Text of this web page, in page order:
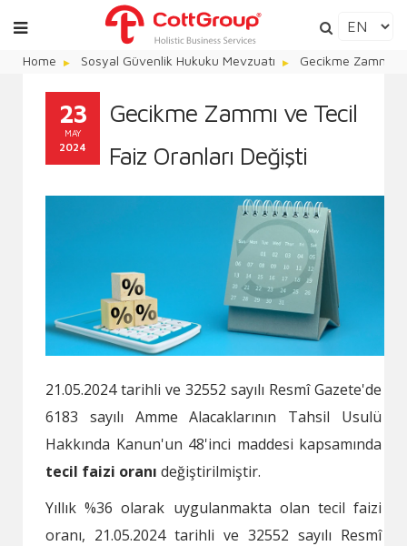
Home Sosyal Güvenlik Hukuku Mevzuatı Gecikme Zammı
23
MAY
2024
Gecikme Zammı ve Tecil
Faiz Oranları Değişti
21.05.2024 tarihli ve 32552 sayılı Resmî Gazete'de
6183 sayılı Amme Alacaklarının Tahsil Usulü
Hakkında Kanun'un 48'inci maddesi kapsamında
tecil faizi oranı değiştirilmiştir.
Yıllık %36 olarak uygulanmakta olan tecil faizi
oranı, 21.05.2024 tarihli ve 32552 sayılı Resmî